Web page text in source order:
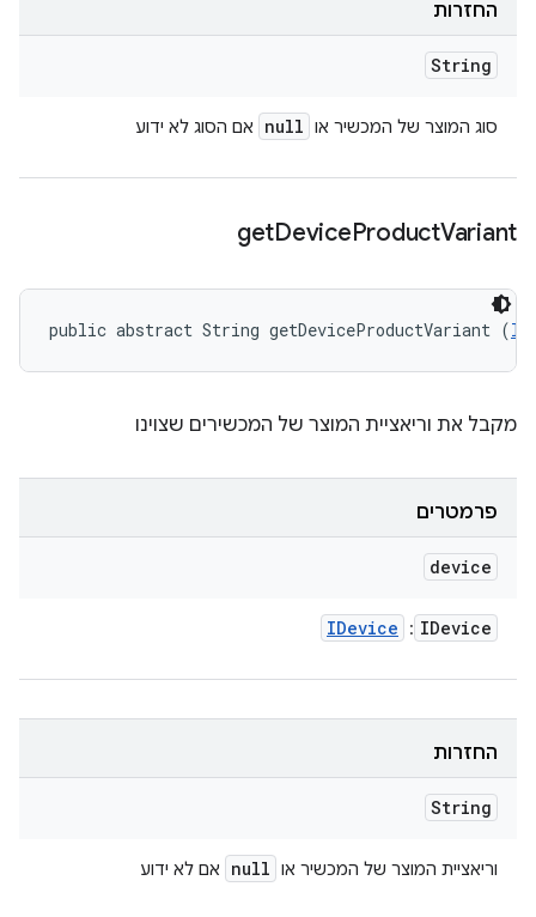
החזרות
String
סוג המוצר של המכשיר או null אם הסוג לא ידוע
getDeviceProductVariant
public abstract String getDeviceProductVariant (
מקבל את וריאציית המוצר של המכשירים שצוינו
פרמטרים
device
IDevice
:
IDevice
החזרות
String
וריאציית המוצר של המכשיר או null אם לא ידוע